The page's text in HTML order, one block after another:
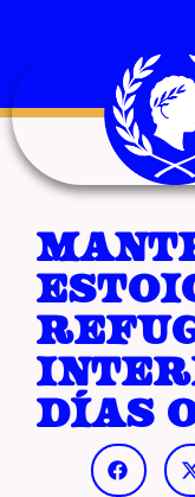
días